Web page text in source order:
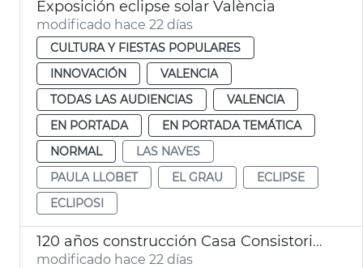
Exposición eclipse solar València
modificado hace 22 días
CULTURA Y FIESTAS POPULARES
INNOVACIÓN
VALENCIA
TODAS LAS AUDIENCIAS
VALENCIA
EN PORTADA
EN PORTADA TEMÁTICA
NORMAL
LAS NAVES
PAULA LLOBET
EL GRAU
ECLIPSE
ECLIPOSI
120 años construcción Casa Consistorial València
modificado hace 22 días